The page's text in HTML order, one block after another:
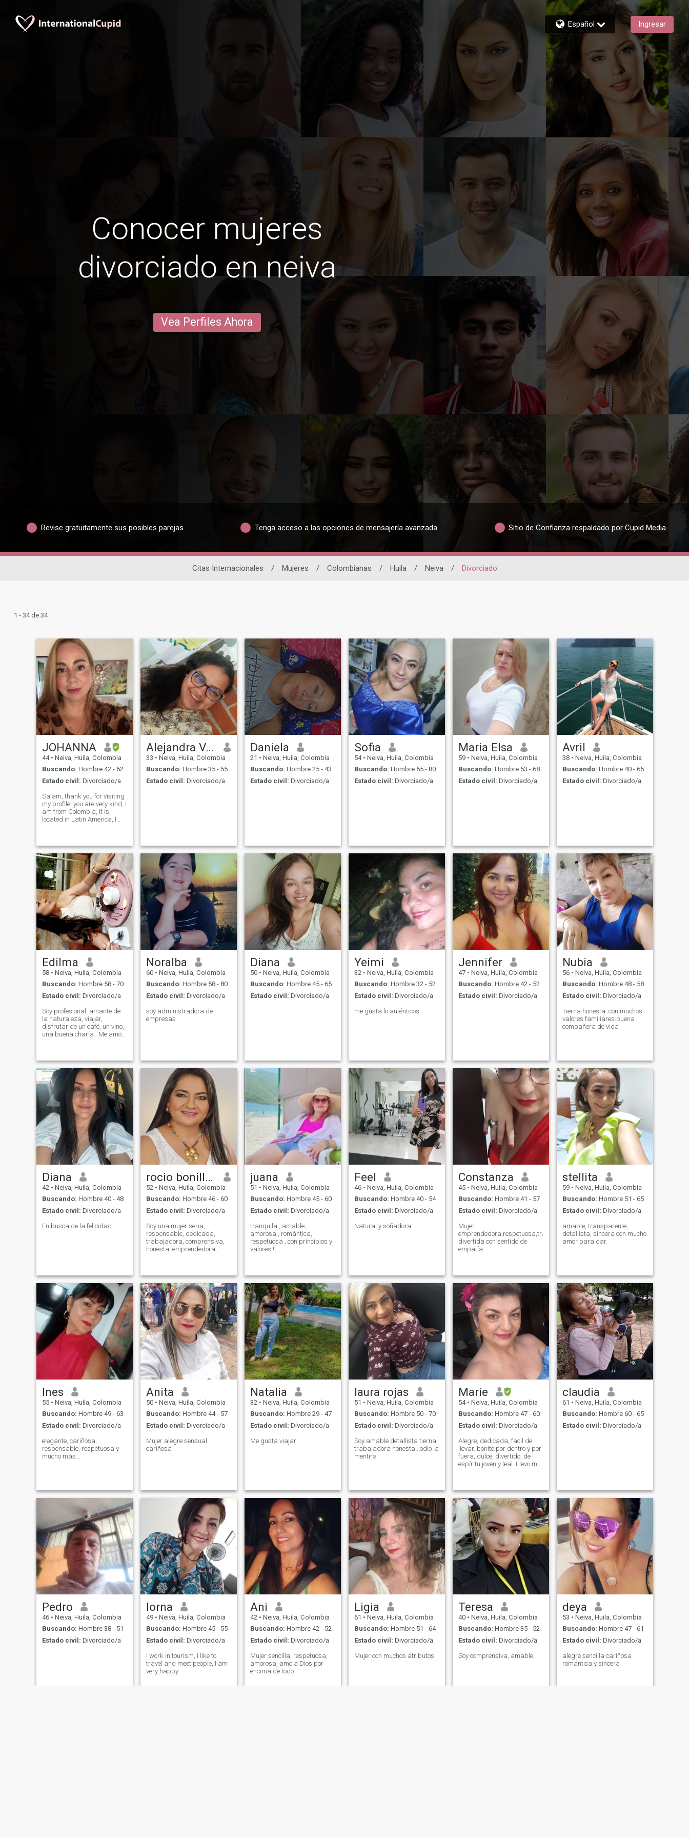
Español Ingresar
Conocer mujeres
divorciado en neiva
Vea Perfiles Ahora
Revise gratuitamente sus posibles parejas Tenga acceso a las opciones de mensajería avanzada Sitio de Confianza respaldado por Cupid Media
Citas Internacionales / Mujeres / Colombianas / Huila / Neiva / Divorciado
1 - 34 de 34
JOHANNA
44 • Neiva, Huila, Colombia
Buscando: Hombre 42 - 62
Estado civil: Divorciado/a
Salam, thank you for visiting
my profile, you are very kind, I
am from Colombia, it is
located in Latin America, I
little English, I do not have
good English pronunciation, I
am divorced, I really like the
Muslim culture, the way they
love their wives, respect
them, value them, and they
are also an important pillar
in the family, I wish to find
and may Allah bless me to
find an excellent, loving
husband , he values ​​me,
respects me, compassionate,
I am a serious, loving
woman, I really like the family
environment, share
everything as a family, I am
an organized, clean,
pampered woman, since I
was a teenager I had
wanted to marry a good
worked, I hope that this time
God in his infinite mercy
grants me an excellent
husband, to love him, respect
Alejandra Valenzuela
33 • Neiva, Huila, Colombia
Buscando: Hombre 35 - 55
Estado civil: Divorciado/a
Daniela
21 • Neiva, Huila, Colombia
Buscando: Hombre 25 - 43
Estado civil: Divorciado/a
Sofia
54 • Neiva, Huila, Colombia
Buscando: Hombre 55 - 80
Estado civil: Divorciado/a
Maria Elsa
59 • Neiva, Huila, Colombia
Buscando: Hombre 53 - 68
Estado civil: Divorciado/a
Avril
38 • Neiva, Huila, Colombia
Buscando: Hombre 40 - 65
Estado civil: Divorciado/a
Edilma
58 • Neiva, Huila, Colombia
Buscando: Hombre 58 - 70
Estado civil: Divorciado/a
Soy profesional, amante de
la naturaleza, viajar,
disfrutar de un café, un vino,
una buena charla...Me amo y
Noralba
60 • Neiva, Huila, Colombia
Buscando: Hombre 58 - 80
Estado civil: Divorciado/a
soy administradora de
empresas
Diana
50 • Neiva, Huila, Colombia
Buscando: Hombre 45 - 65
Estado civil: Divorciado/a
Yeimi
32 • Neiva, Huila, Colombia
Buscando: Hombre 32 - 52
Estado civil: Divorciado/a
me gusta lo auténticos
Jennifer
47 • Neiva, Huila, Colombia
Buscando: Hombre 42 - 52
Estado civil: Divorciado/a
Nubia
56 • Neiva, Huila, Colombia
Buscando: Hombre 48 - 58
Estado civil: Divorciado/a
Tierna honesta .con muchos
valores familiares.buena
compañera de vida
Diana
42 • Neiva, Huila, Colombia
Buscando: Hombre 40 - 48
Estado civil: Divorciado/a
En busca de la felicidad.
rocio bonilla bonilla
52 • Neiva, Huila, Colombia
Buscando: Hombre 46 - 60
Estado civil: Divorciado/a
Soy una mujer seria,
responsable, dedicada,
trabajadora, comprensiva,
honesta, emprendedora,
juana
51 • Neiva, Huila, Colombia
Buscando: Hombre 45 - 60
Estado civil: Divorciado/a
tranquila , amable ,
amorosa , romántica,
respetuosa , con principios y
valores !!
Feel
46 • Neiva, Huila, Colombia
Buscando: Hombre 40 - 54
Estado civil: Divorciado/a
Natural y soñadora
Constanza
45 • Neiva, Huila, Colombia
Buscando: Hombre 41 - 57
Estado civil: Divorciado/a
Mujer
emprendedora,respetuosa,trabajadora,
divertida con sentido de
empatía.
stellita
59 • Neiva, Huila, Colombia
Buscando: Hombre 51 - 65
Estado civil: Divorciado/a
amable, transparente,
detallista, sincera con mucho
amor para dar.
Ines
55 • Neiva, Huila, Colombia
Buscando: Hombre 49 - 63
Estado civil: Divorciado/a
elegante, cariñosa,
responsable, respetuosa y
mucho más...
Anita
50 • Neiva, Huila, Colombia
Buscando: Hombre 44 - 57
Estado civil: Divorciado/a
Mujer alegre sensual
cariñosa
Natalia
32 • Neiva, Huila, Colombia
Buscando: Hombre 29 - 47
Estado civil: Divorciado/a
Me gusta viajar
laura rojas
51 • Neiva, Huila, Colombia
Buscando: Hombre 50 - 70
Estado civil: Divorciado/a
Soy amable detallista tierna
trabajadora honesta...odio la
mentira
Marie
54 • Neiva, Huila, Colombia
Buscando: Hombre 47 - 60
Estado civil: Divorciado/a
Alegre, dedicada, facil de
llevar. bonito por dentro y por
fuera, dulce, divertido, de
espíritu joven y leal. Llevo mi
claudia
61 • Neiva, Huila, Colombia
Buscando: Hombre 60 - 65
Estado civil: Divorciado/a
Pedro
46 • Neiva, Huila, Colombia
Buscando: Hombre 38 - 51
Estado civil: Divorciado/a
lorna
49 • Neiva, Huila, Colombia
Buscando: Hombre 45 - 55
Estado civil: Divorciado/a
I work in tourism, I like to
travel and meet people, I am
very happy
Ani
42 • Neiva, Huila, Colombia
Buscando: Hombre 42 - 52
Estado civil: Divorciado/a
Mujer sencilla, respetuosa,
amorosa, amo a Dios por
encima de todo.
Ligia
61 • Neiva, Huila, Colombia
Buscando: Hombre 51 - 64
Estado civil: Divorciado/a
Mujer con muchos atributos
Teresa
40 • Neiva, Huila, Colombia
Buscando: Hombre 35 - 52
Estado civil: Divorciado/a
Soy comprensiva, amable,
deya
53 • Neiva, Huila, Colombia
Buscando: Hombre 47 - 61
Estado civil: Divorciado/a
alegre sencilla cariñosa
romántica y sincera